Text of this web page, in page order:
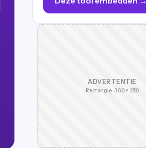
ADVERTENTIE
Rectangle · 300 × 250